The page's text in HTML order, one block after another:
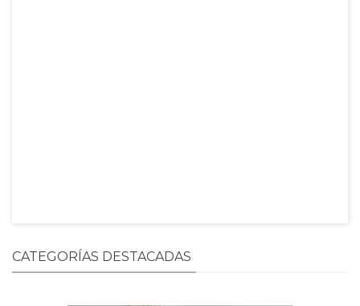
CATEGORÍAS DESTACADAS